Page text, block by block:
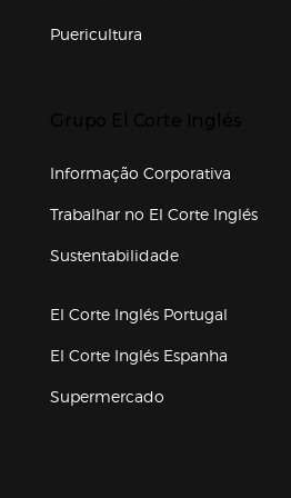
Puericultura
Informação Corporativa
Trabalhar no El Corte Inglés
Sustentabilidade
El Corte Inglés Portugal
El Corte Inglés Espanha
Supermercado
Enlaces de grupo el corte inglés